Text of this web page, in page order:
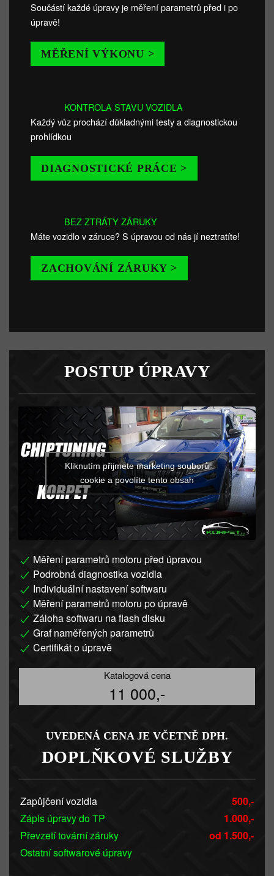
Součástí každé úpravy je měření parametrů před i po
úpravě!
MĚŘENÍ VÝKONU >
KONTROLA STAVU VOZIDLA
Každý vůz prochází důkladnými testy a diagnostickou
prohlídkou
DIAGNOSTICKÉ PRÁCE >
BEZ ZTRÁTY ZÁRUKY
Máte vozidlo v záruce? S úpravou od nás jí neztratíte!
ZACHOVÁNÍ ZÁRUKY >
POSTUP ÚPRAVY
Kliknutím přijmete marketing souborů
cookie a povolíte tento obsah
Měření parametrů motoru před úpravou
Podrobná diagnostika vozidla
Individuální nastavení softwaru
Měření parametrů motoru po úpravě
Záloha softwaru na flash disku
Graf naměřených parametrů
Certifikát o úpravě
Katalogová cena
11 000,-
UVEDENÁ CENA JE VČETNĚ DPH.
DOPLŇKOVÉ SLUŽBY
Zapůjčení vozidla
500,-
Zápis úpravy do TP
1.000,-
Převzetí tovární záruky
od 1.500,-
Ostatní softwarové úpravy